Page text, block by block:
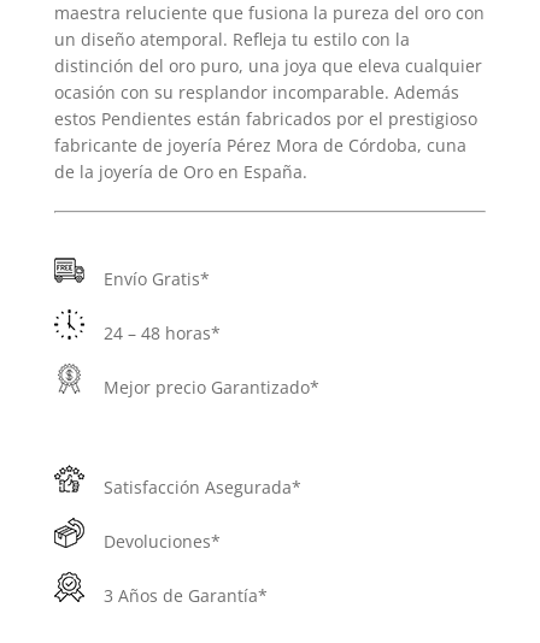
cantidad
maestra reluciente que fusiona la pureza del oro con
un diseño atemporal. Refleja tu estilo con la
distinción del oro puro, una joya que eleva cualquier
ocasión con su resplandor incomparable. Además
estos Pendientes están fabricados por el prestigioso
fabricante de joyería Pérez Mora de Córdoba, cuna
de la joyería de Oro en España.
Envío Gratis*
24 – 48 horas*
Mejor precio Garantizado*
Satisfacción Asegurada*
Devoluciones*
3 Años de Garantía*